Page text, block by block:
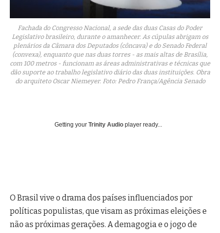
Fachada do Congresso Nacional, a sede das duas Casas do Poder
Legislativo brasileiro, durante o amanhecer. As cúpulas abrigam os
plenários da Câmara dos Deputados (côncava) e do Senado Federal
(convexa), enquanto que nas duas torres - as mais altas de Brasília,
com 100 metros - funcionam as áreas administrativas e técnicas que
dão suporte ao trabalho legislativo diário das duas instituições. Obra
do arquiteto Oscar Niemeyer. Foto: Pedro França/Agência Senado
Getting your Trinity Audio player ready...
O Brasil vive o drama dos países influenciados por
políticas populistas, que visam as próximas eleições e
não as próximas gerações. A demagogia e o jogo de